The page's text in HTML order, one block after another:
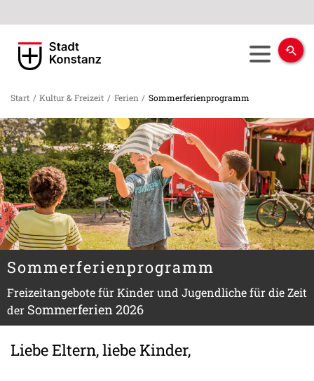
Start / Kultur & Freizeit / Ferien / Sommerferienprogramm
Sommerferienprogramm
Freizeitangebote für Kinder und Jugendliche für die Zeit
der Sommerferien 2026
Liebe Eltern, liebe Kinder,